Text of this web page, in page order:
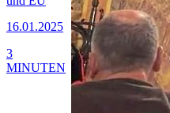
16.01.2025
3
MINUTEN